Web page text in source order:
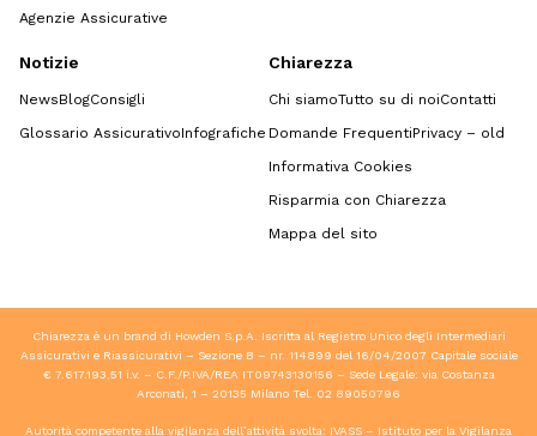
Agenzie Assicurative
Notizie
NewsBlogConsigli
Glossario AssicurativoInfografiche
Chiarezza
Chi siamoTutto su di noiContatti
Domande FrequentiPrivacy – old
Informativa Cookies
Risparmia con Chiarezza
Mappa del sito
Chiarezza è un brand di Howden S.p.A. Iscritta al Registro Unico degli Intermediari
Assicurativi e Riassicurativi – Sezione B – nr. 114899 del 16/04/2007 Capitale sociale
€ 7.617.193,51 i.v. – C.F./P.IVA/REA IT09743130156 – Sede Legale: via Costanza
Arconati, 1 – 20135 Milano Tel. 02 89050796
Autorità competente alla vigilanza dell’attività svolta: IVASS – Istituto per la Vigilanza